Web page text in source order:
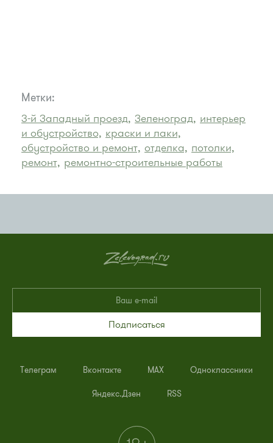
Метки:
3-й Западный проезд, Зеленоград, интерьер
и обустройство, краски и лаки,
обустройство и ремонт, отделка, потолки,
ремонт, ремонтно-строительные работы
Подписаться
Телеграм Вконтакте MAX Одноклассники
Яндекс.Дзен RSS